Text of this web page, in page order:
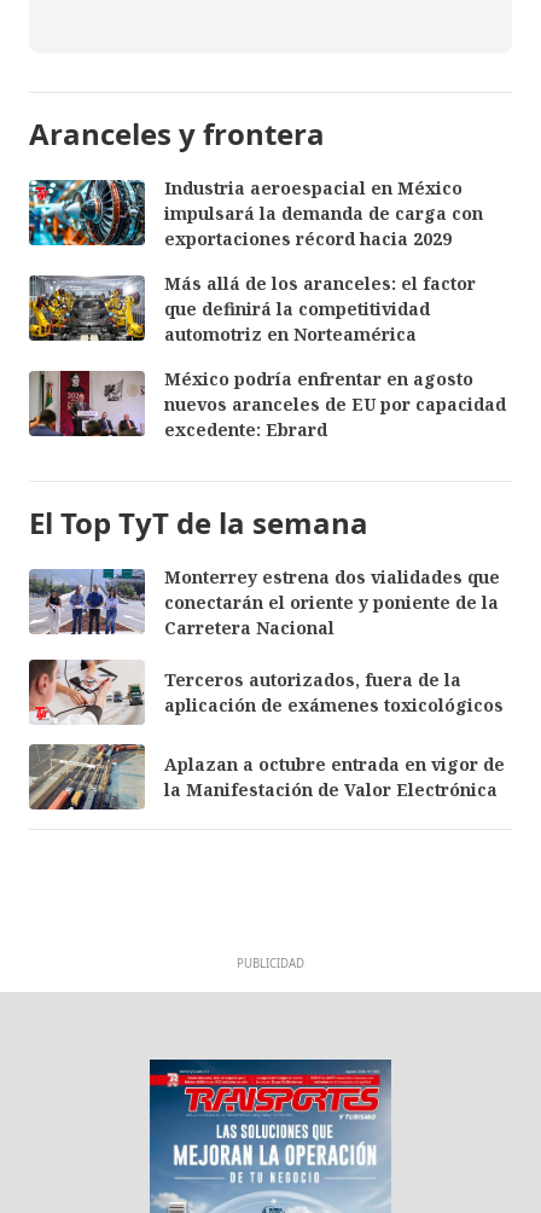
Aranceles y frontera
Industria aeroespacial en México
impulsará la demanda de carga con
exportaciones récord hacia 2029
Más allá de los aranceles: el factor
que definirá la competitividad
automotriz en Norteamérica
México podría enfrentar en agosto
nuevos aranceles de EU por capacidad
excedente: Ebrard
El Top TyT de la semana
Monterrey estrena dos vialidades que
conectarán el oriente y poniente de la
Carretera Nacional
Terceros autorizados, fuera de la
aplicación de exámenes toxicológicos
Aplazan a octubre entrada en vigor de
la Manifestación de Valor Electrónica
PUBLICIDAD